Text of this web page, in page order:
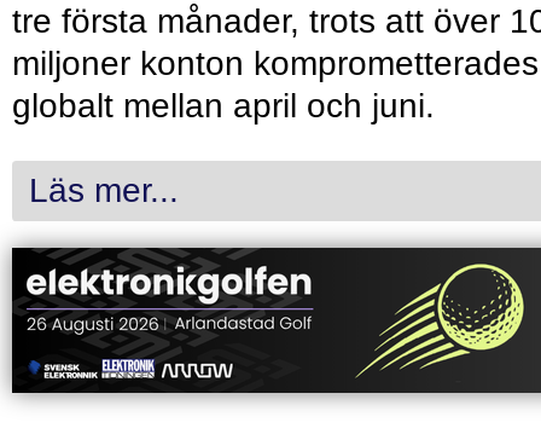
tre första månader, trots att över
miljoner konton komprometterades
globalt mellan april och juni.
Läs mer...